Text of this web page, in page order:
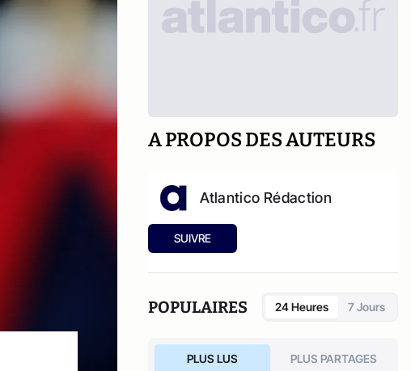
A PROPOS DES AUTEURS
Atlantico Rédaction
SUIVRE
POPULAIRES 24 Heures 7 Jours
PLUS LUS PLUS PARTAGES